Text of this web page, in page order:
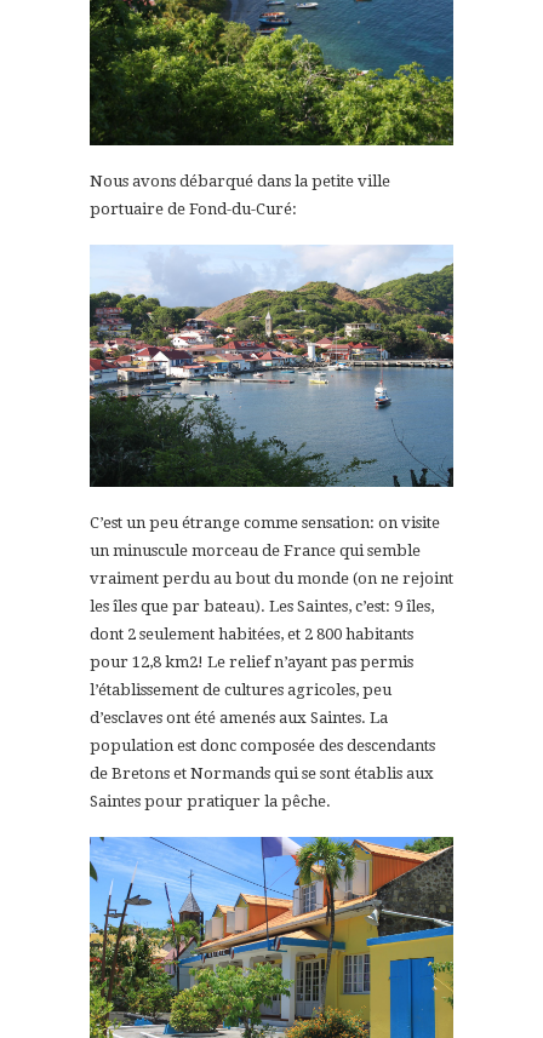
Nous avons débarqué dans la petite ville
portuaire de Fond-du-Curé:
C’est un peu étrange comme sensation: on visite
un minuscule morceau de France qui semble
vraiment perdu au bout du monde (on ne rejoint
les îles que par bateau). Les Saintes, c’est: 9 îles,
dont 2 seulement habitées, et 2 800 habitants
pour 12,8 km2! Le relief n’ayant pas permis
l’établissement de cultures agricoles, peu
d’esclaves ont été amenés aux Saintes. La
population est donc composée des descendants
de Bretons et Normands qui se sont établis aux
Saintes pour pratiquer la pêche.